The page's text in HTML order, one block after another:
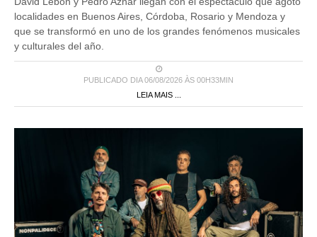
localidades en Buenos Aires, Córdoba, Rosario y Mendoza y
que se transformó en uno de los grandes fenómenos musicales
y culturales del año.
PUBLICADO DIA 06/08/2026 ÀS 00H33MIN
LEIA MAIS ...